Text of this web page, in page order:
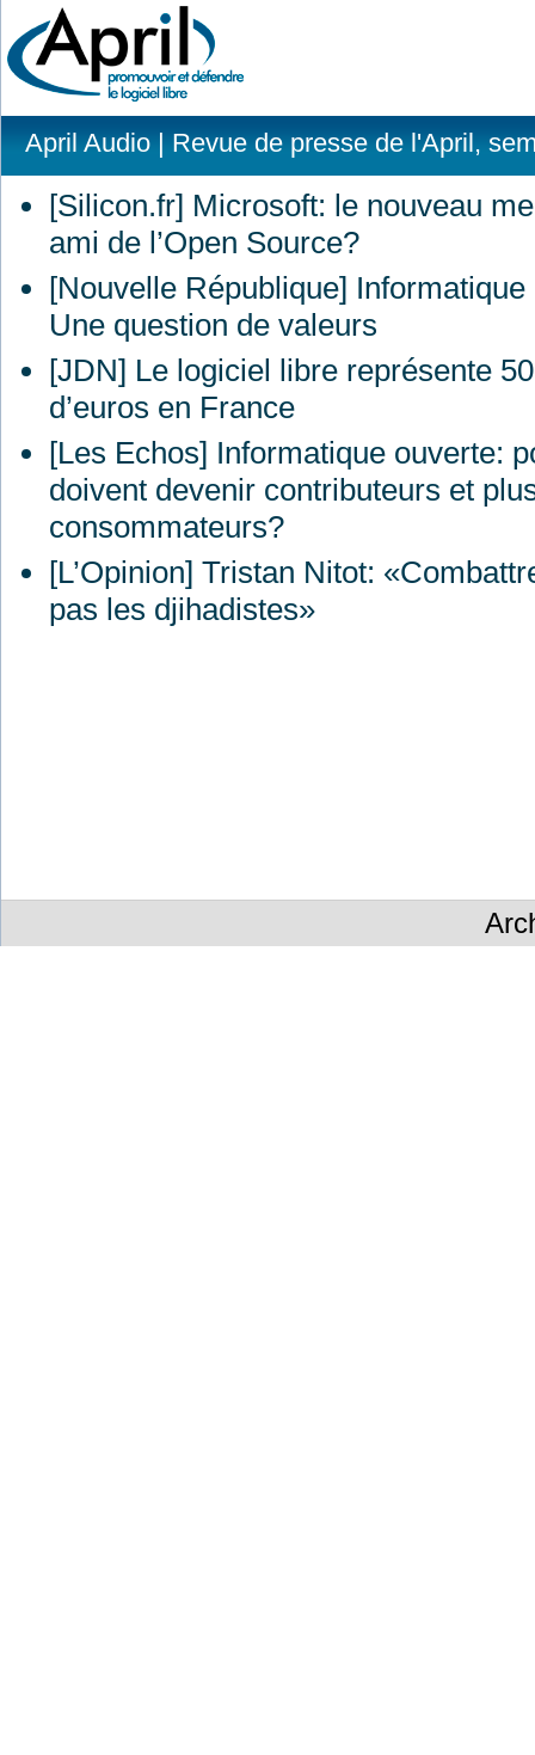
April Audio| Revue de presse de l'April,
[Silicon.fr] Microsoft: le nouveau
ami de l’Open Source?
[Nouvelle République] Informatique
Une question de valeurs
[JDN] Le logiciel libre représente
d’euros en France
[Les Echos] Informatique ouverte:
doivent devenir contributeurs et
consommateurs?
[L’Opinion] Tristan Nitot:
pas les djihadistes»